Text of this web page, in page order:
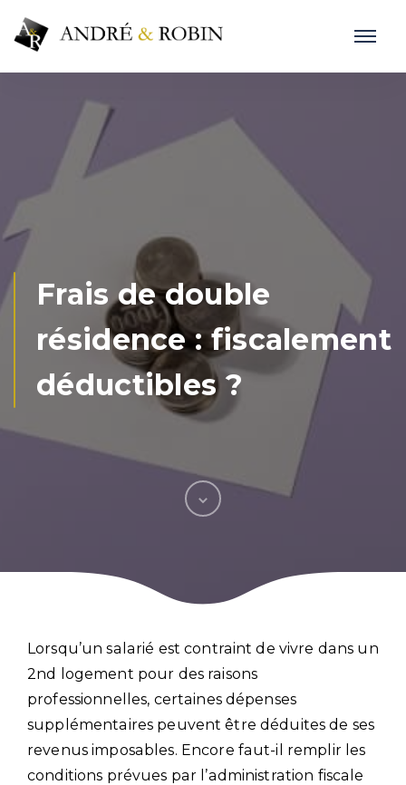
Frais de double
résidence : fiscalement
déductibles ?
Lorsqu’un salarié est contraint de vivre dans un
2nd logement pour des raisons
professionnelles, certaines dépenses
supplémentaires peuvent être déduites de ses
revenus imposables. Encore faut-il remplir les
conditions prévues par l’administration fiscale